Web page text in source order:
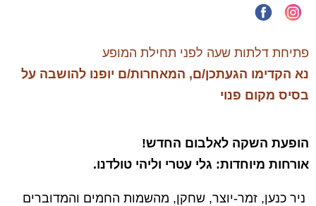
פתיחת דלתות שעה לפני תחילת המופע
נא הקדימו הגעתכן/ם, המאחרות/ם יופנו להושבה על
בסיס מקום פנוי
הופעת השקה לאלבום החדש!
אורחות מיוחדות: גלי עטרי וליהי טולדנו.
ניר כנען, זמר-יוצר, שחקן, מהשמות החמים והמדוברים